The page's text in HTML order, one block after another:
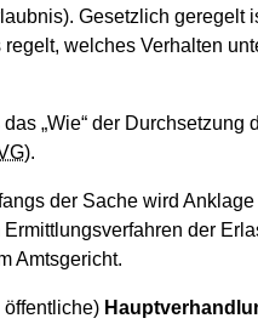
Gesetzlich geregelt
welches Verhalten
das „Wie“ der
).
der Sache wird
der
Amtsgericht.